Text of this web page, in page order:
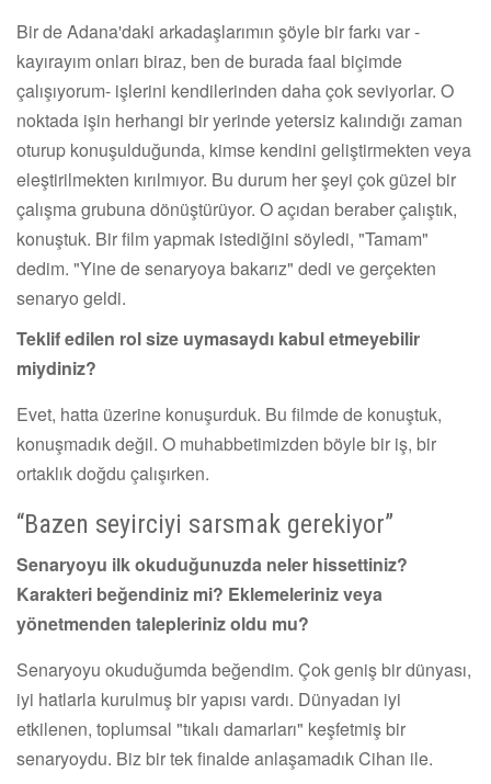
Bir de Adana'daki arkadaşlarımın şöyle bir farkı var -
kayırayım onları biraz, ben de burada faal biçimde
çalışıyorum- işlerini kendilerinden daha çok seviyorlar. O
noktada işin herhangi bir yerinde yetersiz kalındığı zaman
oturup konuşulduğunda, kimse kendini geliştirmekten veya
eleştirilmekten kırılmıyor. Bu durum her şeyi çok güzel bir
çalışma grubuna dönüştürüyor. O açıdan beraber çalıştık,
konuştuk. Bir film yapmak istediğini söyledi, "Tamam"
dedim. "Yine de senaryoya bakarız" dedi ve gerçekten
senaryo geldi.
Teklif edilen rol size uymasaydı kabul etmeyebilir
miydiniz?
Evet, hatta üzerine konuşurduk. Bu filmde de konuştuk,
konuşmadık değil. O muhabbetimizden böyle bir iş, bir
ortaklık doğdu çalışırken.
“Bazen seyirciyi sarsmak gerekiyor”
Senaryoyu ilk okuduğunuzda neler hissettiniz?
Karakteri beğendiniz mi? Eklemeleriniz veya
yönetmenden talepleriniz oldu mu?
Senaryoyu okuduğumda beğendim. Çok geniş bir dünyası,
iyi hatlarla kurulmuş bir yapısı vardı. Dünyadan iyi
etkilenen, toplumsal "tıkalı damarları" keşfetmiş bir
senaryoydu. Biz bir tek finalde anlaşamadık Cihan ile.